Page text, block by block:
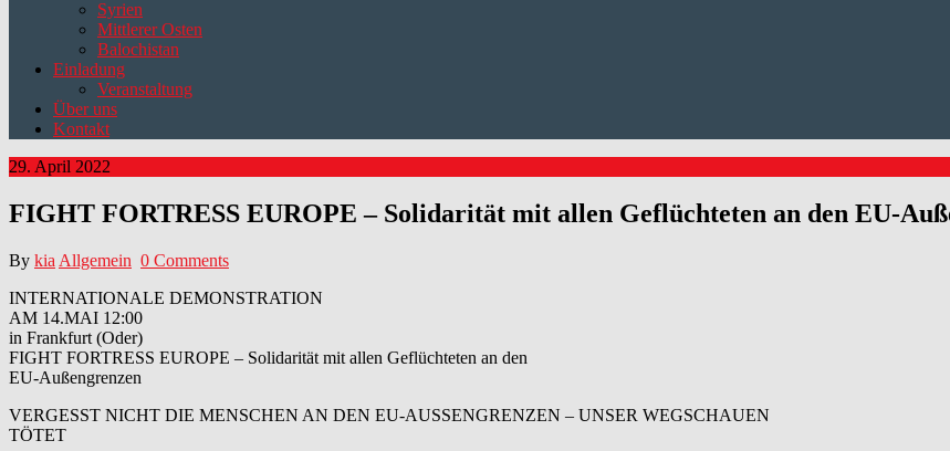
Syrien
Mittlerer Osten
Balochistan
Einladung
Veranstaltung
Über uns
Kontakt
29. April 2022
FIGHT FORTRESS EUROPE – Solidarität mit allen Geflüchteten an den EU-
By kia Allgemein 0 Comments
INTERNATIONALE DEMONSTRATION
AM 14.MAI 12:00
in Frankfurt (Oder)
FIGHT FORTRESS EUROPE – Solidarität mit allen Geflüchteten an den
EU-Außengrenzen
VERGESST NICHT DIE MENSCHEN AN DEN EU-AUSSENGRENZEN – UNSER WEGSCHAUEN
TÖTET